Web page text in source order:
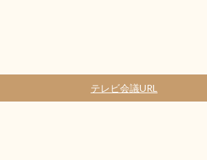
テレビ会議URL